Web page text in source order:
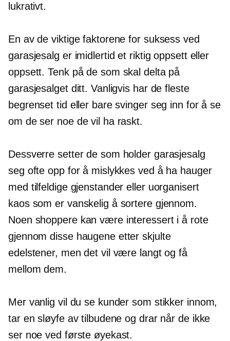
lukrativt.
En av de viktige faktorene for suksess ved
garasjesalg er imidlertid et riktig oppsett eller
oppsett. Tenk på de som skal delta på
garasjesalget ditt. Vanligvis har de fleste
begrenset tid eller bare svinger seg inn for å se
om de ser noe de vil ha raskt.
Dessverre setter de som holder garasjesalg
seg ofte opp for å mislykkes ved å ha hauger
med tilfeldige gjenstander eller uorganisert
kaos som er vanskelig å sortere gjennom.
Noen shoppere kan være interessert i å rote
gjennom disse haugene etter skjulte
edelstener, men det vil være langt og få
mellom dem.
Mer vanlig vil du se kunder som stikker innom,
tar en sløyfe av tilbudene og drar når de ikke
ser noe ved første øyekast.